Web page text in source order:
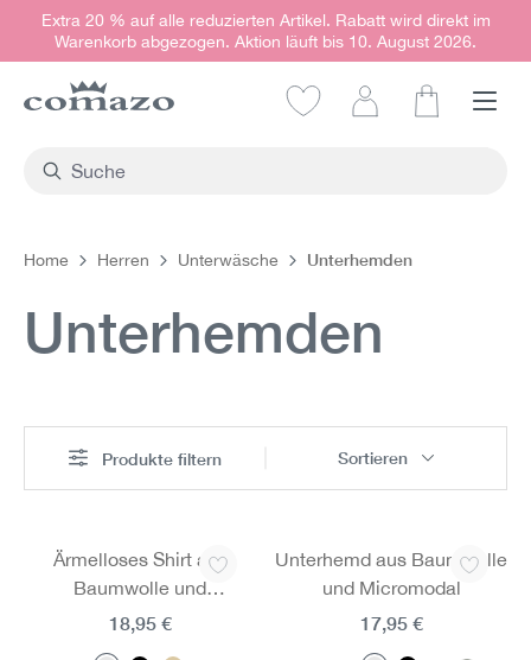
springen
Extra 20 % auf alle reduzierten Artikel. Rabatt wird direkt im
Warenkorb abgezogen. Aktion läuft bis 10. August 2026.
Home Herren Unterwäsche Unterhemden
Unterhemden
Produkte filtern Sortieren
Ärmelloses Shirt aus
Baumwolle und
Micromodal
18,95 €
Unterhemd aus Baumwolle
und Micromodal
17,95 €